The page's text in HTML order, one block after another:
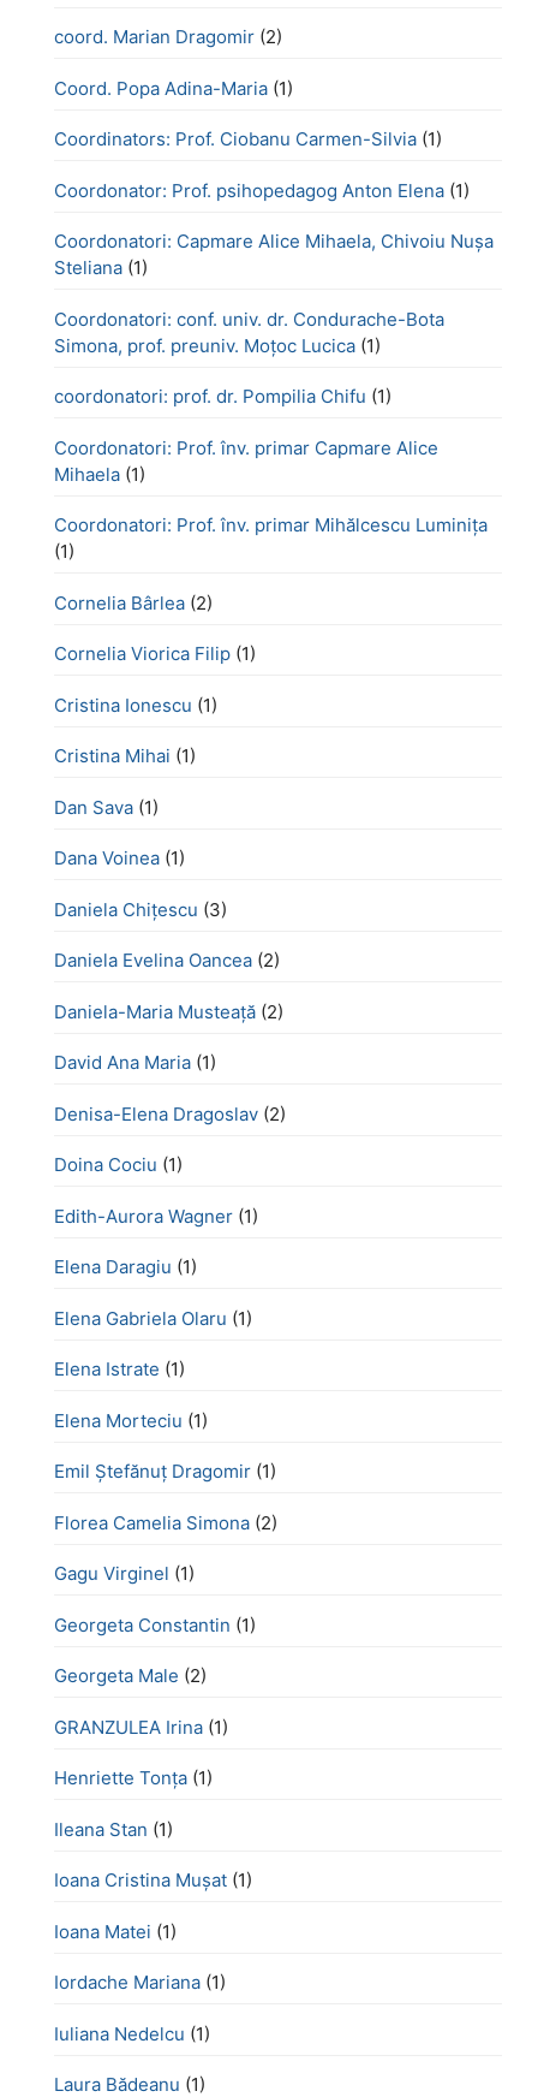
coord. Marian Dragomir (2)
Coord. Popa Adina-Maria (1)
Coordinators: Prof. Ciobanu Carmen-Silvia (1)
Coordonator: Prof. psihopedagog Anton Elena (1)
Coordonatori: Capmare Alice Mihaela, Chivoiu Nușa
Steliana (1)
Coordonatori: conf. univ. dr. Condurache-Bota
Simona, prof. preuniv. Moțoc Lucica (1)
coordonatori: prof. dr. Pompilia Chifu (1)
Coordonatori: Prof. înv. primar Capmare Alice
Mihaela (1)
Coordonatori: Prof. înv. primar Mihălcescu Luminița
(1)
Cornelia Bârlea (2)
Cornelia Viorica Filip (1)
Cristina Ionescu (1)
Cristina Mihai (1)
Dan Sava (1)
Dana Voinea (1)
Daniela Chițescu (3)
Daniela Evelina Oancea (2)
Daniela-Maria Musteață (2)
David Ana Maria (1)
Denisa-Elena Dragoslav (2)
Doina Cociu (1)
Edith-Aurora Wagner (1)
Elena Daragiu (1)
Elena Gabriela Olaru (1)
Elena Istrate (1)
Elena Morteciu (1)
Emil Ștefănuț Dragomir (1)
Florea Camelia Simona (2)
Gagu Virginel (1)
Georgeta Constantin (1)
Georgeta Male (2)
GRANZULEA Irina (1)
Henriette Tonţa (1)
Ileana Stan (1)
Ioana Cristina Mușat (1)
Ioana Matei (1)
Iordache Mariana (1)
Iuliana Nedelcu (1)
Laura Bădeanu (1)